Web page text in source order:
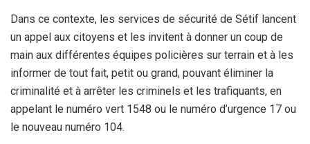
Dans ce contexte, les services de sécurité de Sétif lancent
un appel aux citoyens et les invitent à donner un coup de
main aux différentes équipes policières sur terrain et à les
informer de tout fait, petit ou grand, pouvant éliminer la
criminalité et à arrêter les criminels et les trafiquants, en
appelant le numéro vert 1548 ou le numéro d’urgence 17 ou
le nouveau numéro 104.